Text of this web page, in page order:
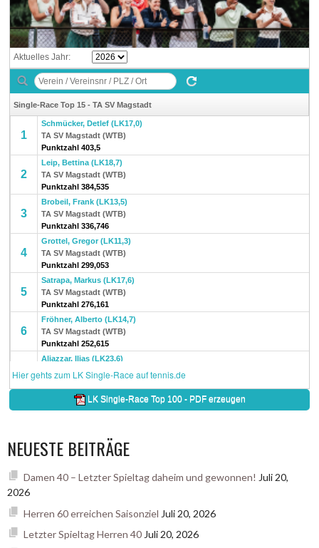
NEUESTE BEITRÄGE
Damen 40 – Letzter Spieltag daheim und gewonnen! Juli 20,
2026
Herren 60 erreichen Saisonziel Juli 20, 2026
Letzter Spieltag Herren 40 Juli 20, 2026